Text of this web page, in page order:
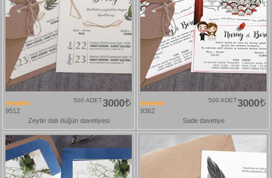
9512
3000
500 ADET
Zeytin dalı düğün davetiyesi
9362
3000
500 ADET
Sade davetiye